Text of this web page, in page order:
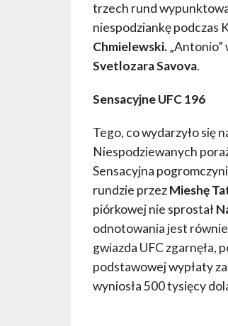
trzech rund
niespodziankę podczas
Chmielewski.„Antonio”
Svetlozara Savova.
Sensacyjne UFC 196
Tego, co wydarzyło się
Niespodziewanych
Sensacyjna pogromczyni
rundzie przezMieshę
piórkowej nie sprostał
odnotowania jest
gwiazda UFC zgarnęła,
podstawowej wypłaty
wyniosła 500 tysięcy